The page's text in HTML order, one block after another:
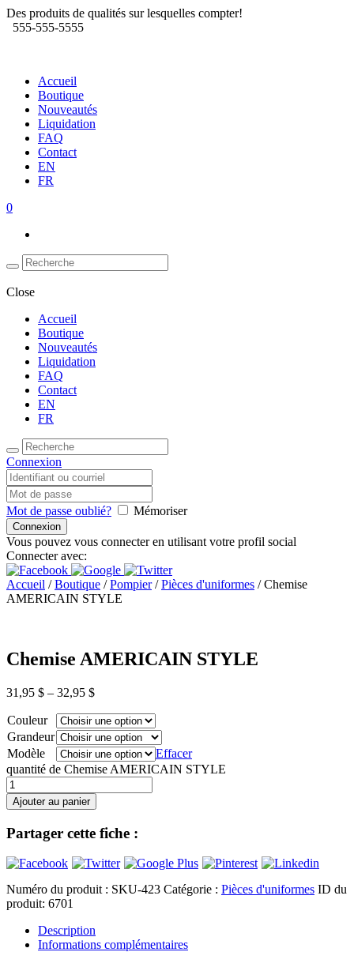
Des produits de qualités sur lesquelles compter!
555-555-5555
Accueil
Boutique
Nouveautés
Liquidation
FAQ
Contact
EN
FR
0
Close
Accueil
Boutique
Nouveautés
Liquidation
FAQ
Contact
EN
FR
Connexion
Mot de passe oublié? Mémoriser
Vous pouvez vous connecter en utilisant votre profil social
Connecter avec:
Accueil /Boutique /Pompier/Pièces d'uniformes / Chemise
AMERICAIN STYLE
Chemise AMERICAIN STYLE
31,95 $ – 32,95 $
Couleur
Grandeur
Modèle
Effacer
quantité de Chemise AMERICAIN STYLE
Ajouter au panier
Partager cette fiche :
Numéro du produit : SKU-423 Catégorie : Pièces d'uniformes ID du
produit: 6701
Description
Informations complémentaires